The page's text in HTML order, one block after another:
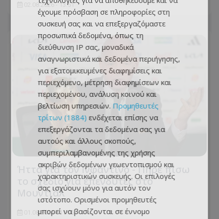
02.08.2026 - 13:51
Ήττα για τον Ινφαντίνο - Πήρε πίσω
το σχέδιο για επενδυτές στο
Μουντιάλ
01.08.2026 - 11:06
έχουμε πρόσβαση σε πληροφορίες στη
συσκευή σας και να επεξεργαζόμαστε
προσωπικά δεδομένα, όπως τη
διεύθυνση IP σας, μοναδικά
αναγνωριστικά και δεδομένα περιήγησης,
για εξατομικευμένες διαφημίσεις και
περιεχόμενο, μέτρηση διαφημίσεων και
περιεχομένου, ανάλυση κοινού και
βελτίωση υπηρεσιών. Προμηθευτές
τρίτων (1884) ενδέχεται επίσης να
επεξεργάζονται τα δεδομένα σας για
αυτούς και άλλους σκοπούς,
συμπεριλαμβανομένης της χρήσης
ακριβών δεδομένων γεωεντοπισμού και
χαρακτηριστικών συσκευής. Οι επιλογές
σας ισχύουν μόνο για αυτόν τον
ιστότοπο. Ορισμένοι προμηθευτές
μπορεί να βασίζονται σε έννομο